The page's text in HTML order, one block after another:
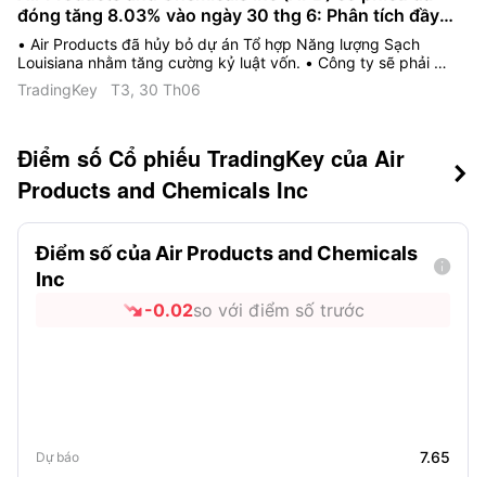
chức.
đóng tăng 8.03% vào ngày 30 thg 6: Phân tích đầy
đủ
• Air Products đã hủy bỏ dự án Tổ hợp Năng lượng Sạch
Louisiana nhằm tăng cường kỷ luật vốn. • Công ty sẽ phải ghi
nhận các khoản chi phí trước thuế lên tới 2,9 tỷ USD tính đến
năm tài chính 2026. • Ban lãnh đạo đang hợp tác với Yara
TradingKey T3, 30 Th06
Điểm số Cổ phiếu TradingKey của Air
Products and Chemicals Inc

Điểm số của Air Products and Chemicals
Inc

-0.02so với điểm số trước
Dự báo 7.65